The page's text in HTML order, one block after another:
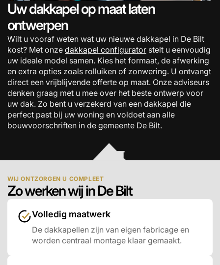
Uw dakkapel op maat laten
ontwerpen
Wilt u vooraf weten wat uw nieuwe dakkapel in De Bilt
kost? Met onze dakkapel configurator stelt u eenvoudig
uw ideale model samen. Kies het formaat, de afwerking
en extra opties zoals rolluiken of zonwering. U ontvangt
direct een vrijblijvende offerte op maat. Onze adviseurs
denken graag met u mee over het beste ontwerp voor
uw dak. Zo bent u verzekerd van een dakkapel die
perfect past bij uw woning en voldoet aan alle
bouwvoorschriften in de gemeente De Bilt.
WIJ ONTZORGEN U COMPLEET
Zo werken wij in De Bilt
Volledig maatwerk
De dakkapellen zijn van eigen fabricage en
worden centraal montage klaar gemaakt.